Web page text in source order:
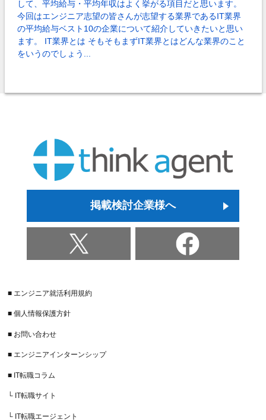
して、平均給与・平均年収はよく挙がる項目だと思います。
今回はエンジニア志望の皆さんが志望する業界であるIT業界
の平均給与ベスト10の企業について紹介していきたいと思い
ます。 IT業界とは そもそもまずIT業界とはどんな業界のこと
をいうのでしょう...
掲載検討企業様へ
■ エンジニア就活利用規約
■ 個人情報保護方針
■ お問い合わせ
■ エンジニアインターンシップ
■ IT転職コラム
└ IT転職サイト
└ IT転職エージェント